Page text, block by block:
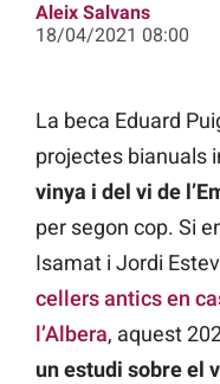
Aleix Salvans
18/04/2021 08:00
La beca Eduard
projectes bianuals
vinya i del vi de
per segon cop. Si
Isamat i Jordi
cellers antics en
l’Albera, aquest
un estudi sobre el